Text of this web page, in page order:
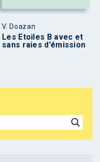
V. Doazan
Les Etoiles B avec et
sans raies d’émission